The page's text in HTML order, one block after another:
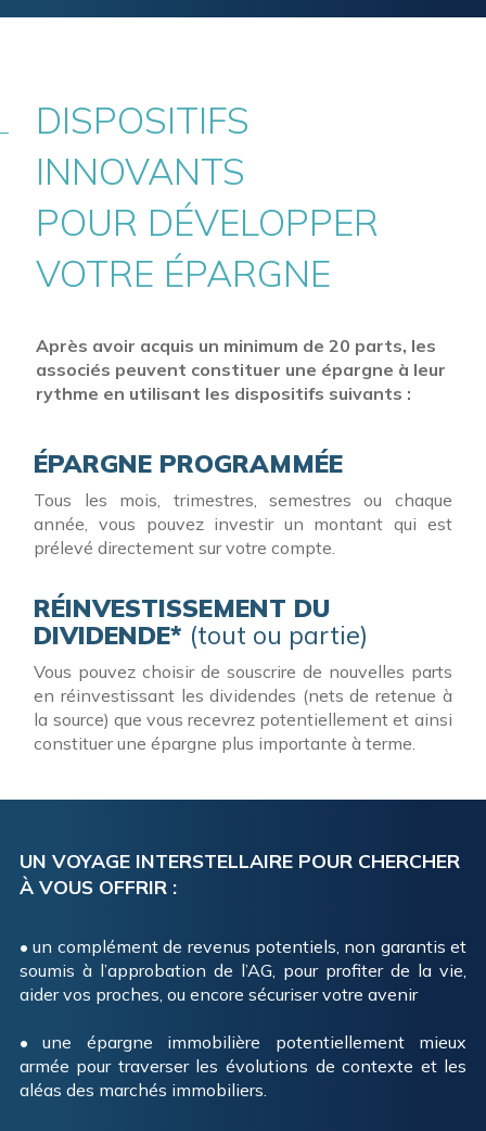
DISPOSITIFS
INNOVANTS
POUR DÉVELOPPER
VOTRE ÉPARGNE
Après avoir acquis un minimum de 20 parts, les
associés peuvent constituer une épargne à leur
rythme en utilisant les dispositifs suivants :
ÉPARGNE PROGRAMMÉE
Tous les mois, trimestres, semestres ou chaque
année, vous pouvez investir un montant qui est
prélevé directement sur votre compte.
RÉINVESTISSEMENT DU
DIVIDENDE* (tout ou partie)
Vous pouvez choisir de souscrire de nouvelles parts
en réinvestissant les dividendes (nets de retenue à
la source) que vous recevrez potentiellement et ainsi
constituer une épargne plus importante à terme.
UN VOYAGE INTERSTELLAIRE POUR CHERCHER
À VOUS OFFRIR :
• un complément de revenus potentiels, non garantis et
soumis à l’approbation de l’AG, pour profiter de la vie,
aider vos proches, ou encore sécuriser votre avenir
• une épargne immobilière potentiellement mieux
armée pour traverser les évolutions de contexte et les
aléas des marchés immobiliers.